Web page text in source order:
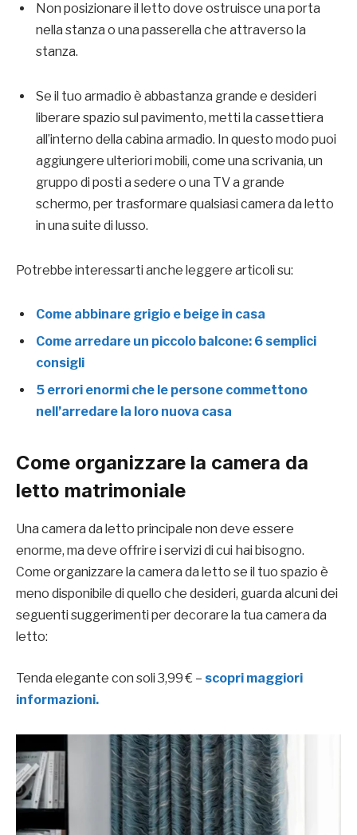
Non posizionare il letto dove ostruisce una porta
nella stanza o una passerella che attraverso la
stanza.
Se il tuo armadio è abbastanza grande e desideri
liberare spazio sul pavimento, metti la cassettiera
all’interno della cabina armadio. In questo modo puoi
aggiungere ulteriori mobili, come una scrivania, un
gruppo di posti a sedere o una TV a grande
schermo, per trasformare qualsiasi camera da letto
in una suite di lusso.
Potrebbe interessarti anche leggere articoli su:
Come abbinare grigio e beige in casa
Come arredare un piccolo balcone: 6 semplici
consigli
5 errori enormi che le persone commettono
nell’arredare la loro nuova casa
Come organizzare la camera da
letto matrimoniale
Una camera da letto principale non deve essere
enorme, ma deve offrire i servizi di cui hai bisogno.
Come organizzare la camera da letto se il tuo spazio è
meno disponibile di quello che desideri, guarda alcuni dei
seguenti suggerimenti per decorare la tua camera da
letto:
Tenda elegante con soli 3,99 € – scopri maggiori
informazioni.